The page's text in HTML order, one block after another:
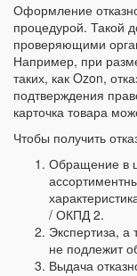
Оформление
процедурой. Такой
проверяющими
Например, при
таких, как Ozon,
подтверждения
карточка товара
Чтобы получить
Обращение в
/ ОКПД 2.
Экспертиза,
не подлежит
Выдача